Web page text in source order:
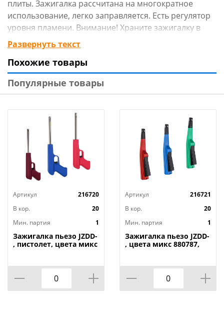
плиты. Зажигалка рассчитана на многократное
использование, легко заправляется. Есть регулятор
уровня пламени. Внимание! Храните зажигалку в
надежном месте, недоступном для детей. На нашем
сайте вы можете купить зажигалки газовые для
плиты оптом, на самых выгодных условиях.
Развернуть текст
Похожие товары
Популярные товары
Артикул
216720
В кор.
20
Мин. партия
1
Зажигалка пьезо JZDD-
, пистолет, цвета микс
Артикул
216721
В кор.
20
Мин. партия
1
Зажигалка пьезо JZDD-
, цвета микс 880787,